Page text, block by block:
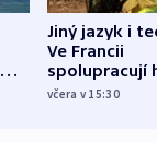
Jiný jazyk i
Ve Francii
spolupracují
různých zemí
včera v 15:30